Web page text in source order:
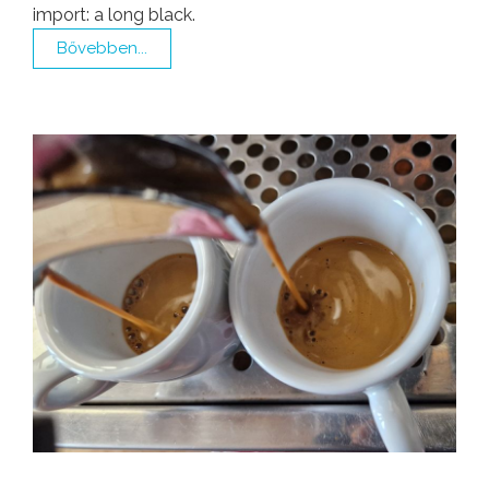
import: a long black.
Bővebben...